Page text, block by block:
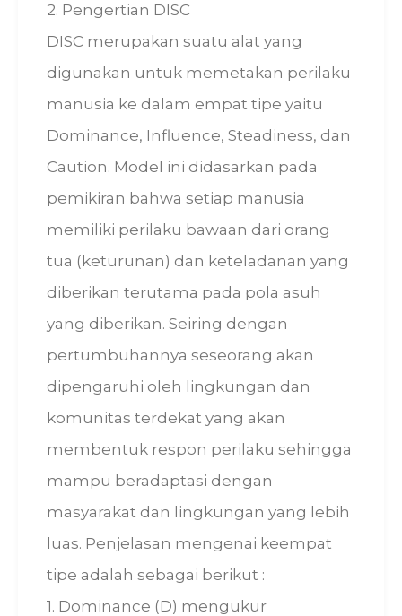
2. Pengertian DISC
DISC merupakan suatu alat yang
digunakan untuk memetakan perilaku
manusia ke dalam empat tipe yaitu
Dominance, Influence, Steadiness, dan
Caution. Model ini didasarkan pada
pemikiran bahwa setiap manusia
memiliki perilaku bawaan dari orang
tua (keturunan) dan keteladanan yang
diberikan terutama pada pola asuh
yang diberikan. Seiring dengan
pertumbuhannya seseorang akan
dipengaruhi oleh lingkungan dan
komunitas terdekat yang akan
membentuk respon perilaku sehingga
mampu beradaptasi dengan
masyarakat dan lingkungan yang lebih
luas. Penjelasan mengenai keempat
tipe adalah sebagai berikut :
1. Dominance (D) mengukur